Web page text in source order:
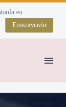
Επικοινωνία